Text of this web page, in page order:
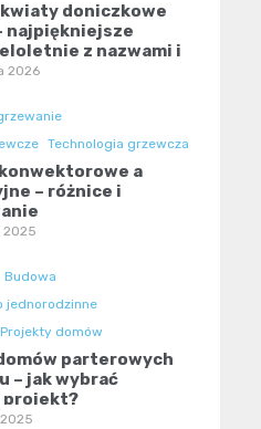
doniczkowe
najpiękniejsze
z nazwami i
2026
Technologia grzewcza
a
– różnice i
2025
Budowa
jednorodzinne
Projekty domów
parterowych
– jak wybrać
projekt?